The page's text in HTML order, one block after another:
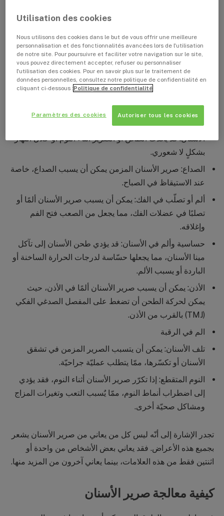
علامات صرير الأسنان وأعراضه
يمكن أن يسبب صرير الأسنان أو طحن الأسنان علامات وأعراضًا
مختلفة، حسب شدّة الحالة وتكرارها. فيما يلي بعض العلامات
أو طحن الأسنان: هي العلامة الأبرز التي تدلّ على صرير
الأسنان. قد يحدث الطحن أو الصرير أثناء النوم أو خلال النهار
بشكلٍ لا شعوري.
الصداع: صرير الأسنان المزمن يمكن أن يسبب الصداع، خاصة
عند الاستيقاظ في الصباح.
ألم أو تصلّب في الفك: يمكن أن يسبب صرير الأسنان ألمًا أو
تصلبًا في عضلات الفك، مما يجعل من الصعب فتح الفم
وإغلاقه.
حساسية وألم في الأسنان: قد يؤدي طحن الأسنان إلى تآكل
مينا الأسنان، مما يجعلها حسّاسة لدرجات الحرارة الساخنة أو
الباردة أو يسبب الألم.
الأذن: يمكن أن يسبب صرير الأسنان ألمًا في الأذن، حيث
يمكن لحركة الطحن أن تضغط على المفصل الصدغي الفكي
(TMJ) بالقرب من الأذن.
الم في الرقبة
تلف الأسنان: يمكن أن يتسبب الصرير المزمن في تشقق
الأسنان أو تكسّرها، ممّا يتطلب عمليّة جراحيّة.
النوم المتقطع: إذا تكرّر صرير الأسنان أثناء النوم، فقد يؤدي
إلى اضطراب أنماط النوم، ممّا يٌسبب التعب وتغيرات المزاج
ومشاكل صحيّة أخرى.
تجدر الإشارة إلى أنّه ليس كل من يعاني من صرير الأسنان يشعر
بجميع هذه الأعراض. فقد يعاني بعض الأشخاص من واحدة أو
اثنتين فقط من هذه العلامات، بينما يعاني آخرون من المزيد منها.
كيفية معالجة صرير الأسنان
Utilisation des cookies
Nous utilisons des cookies dans le but de vous offrir une meilleure
personnalisation et des fonctionnalités avancées lors de l'utilisation
de notre site. Pour poursuivre et faciliter votre navigation sur le site,
vous pouvez directement accepter, refuser ou personnaliser
l'utilisation des cookies. Pour en savoir plus sur le traitement de
données personnelles, consultez notre politique de confidentialité en
cliquant ci-dessous :Politique de confidentialité
Paramètres des cookies Autoriser tous les cookies